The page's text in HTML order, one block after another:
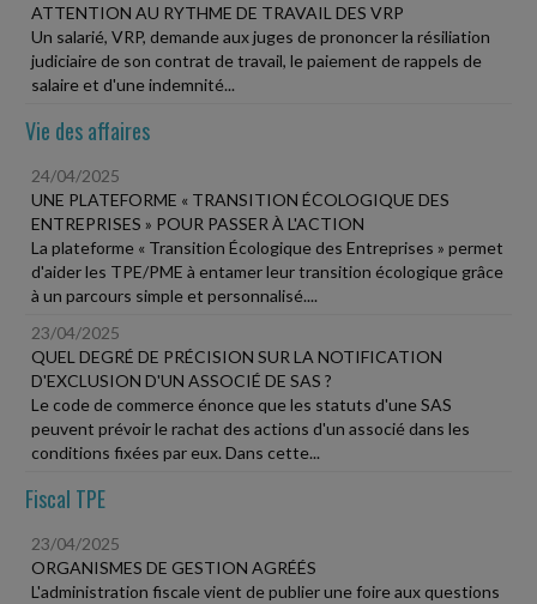
ATTENTION AU RYTHME DE TRAVAIL DES VRP
Un salarié, VRP, demande aux juges de prononcer la résiliation
judiciaire de son contrat de travail, le paiement de rappels de
salaire et d'une indemnité...
Vie des affaires
24/04/2025
UNE PLATEFORME « TRANSITION ÉCOLOGIQUE DES
ENTREPRISES » POUR PASSER À L'ACTION
La plateforme « Transition Écologique des Entreprises » permet
d'aider les TPE/PME à entamer leur transition écologique grâce
à un parcours simple et personnalisé....
23/04/2025
QUEL DEGRÉ DE PRÉCISION SUR LA NOTIFICATION
D'EXCLUSION D'UN ASSOCIÉ DE SAS ?
Le code de commerce énonce que les statuts d'une SAS
peuvent prévoir le rachat des actions d'un associé dans les
conditions fixées par eux. Dans cette...
Fiscal TPE
23/04/2025
ORGANISMES DE GESTION AGRÉÉS
L'administration fiscale vient de publier une foire aux questions